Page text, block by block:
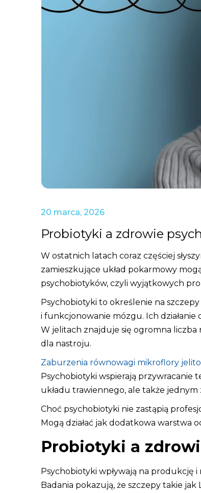
20 marca, 2026
Probiotyki a zdrowie
W ostatnich latach coraz częściej
zamieszkujące układ pokarmowy
psychobiotyków, czyli wyjątkowych
Psychobiotyki to określenie na
i funkcjonowanie mózgu. Ich
W jelitach znajduje się ogromna
dla nastroju.
Zaburzenia równowagi mikroflory
Psychobiotyki wspierają przywracanie
układu trawiennego, ale także
Choć psychobiotyki nie zastąpią
Mogą działać jak dodatkowa warstwa
Probiotyki a
Psychobiotyki wpływają na produkcję
Badania pokazują, że szczepy takie